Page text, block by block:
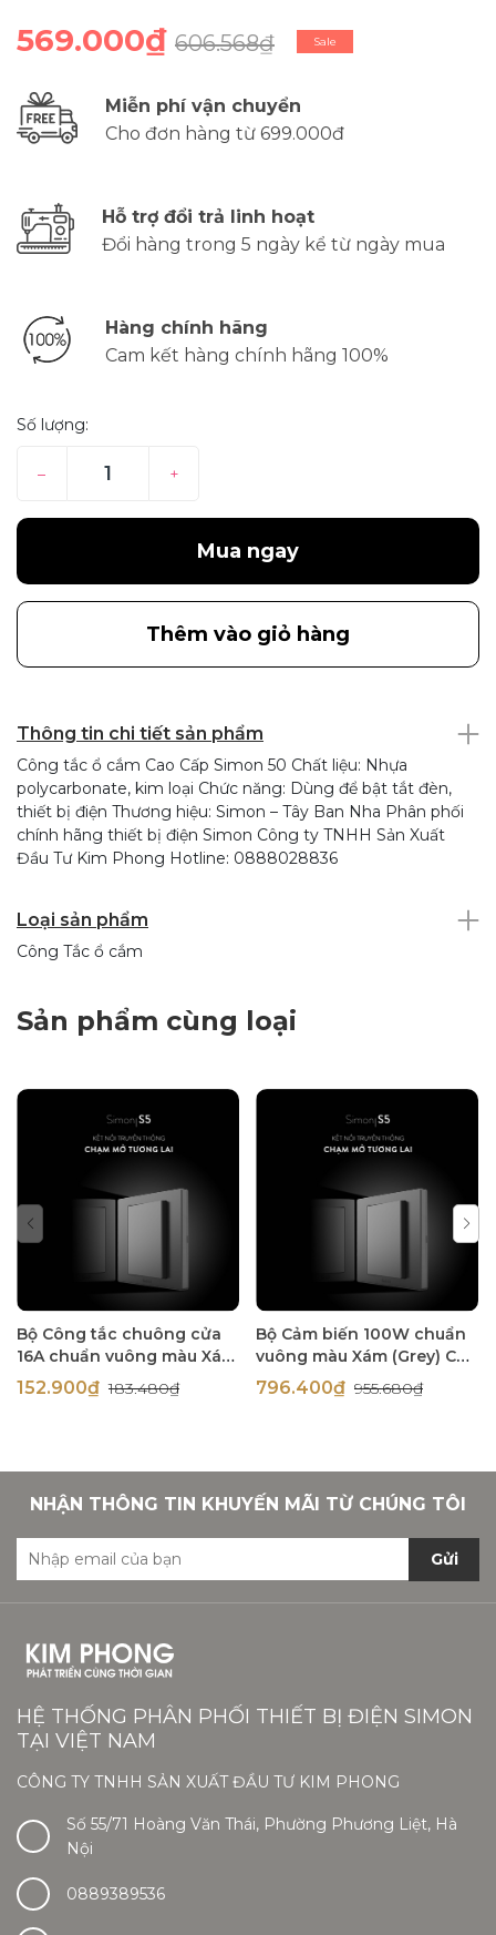
569.000₫ 606.568₫ Sale
Miễn phí vận chuyển
Cho đơn hàng từ 699.000đ
Hỗ trợ đổi trả linh hoạt
Đổi hàng trong 5 ngày kể từ ngày mua
Hàng chính hãng
Cam kết hàng chính hãng 100%
Số lượng:
– +
Mua ngay
Thêm vào giỏ hàng
Thông tin chi tiết sản phẩm
Công tắc ổ cắm Cao Cấp Simon 50 Chất liệu: Nhựa
polycarbonate, kim loại Chức năng: Dùng để bật tắt đèn,
thiết bị điện Thương hiệu: Simon – Tây Ban Nha Phân phối
chính hãng thiết bị điện Simon Công ty TNHH Sản Xuất
Đầu Tư Kim Phong Hotline: 0888028836
Loại sản phẩm
Công Tắc ổ cắm
Sản phẩm cùng loại
Bộ Công tắc chuông cửa
16A chuẩn vuông màu Xám
(Grey) Cao Cấp Simon S5
S5250-61
152.900₫183.480₫
Bộ Cảm biến 100W chuẩn
vuông màu Xám (Grey) Cao
Cấp Simon S5 S5910-61
796.400₫ 955.680₫
NHẬN THÔNG TIN KHUYẾN MÃI TỪ CHÚNG TÔI
Gửi
HỆ THỐNG PHÂN PHỐI THIẾT BỊ ĐIỆN SIMON
TẠI VIỆT NAM
CÔNG TY TNHH SẢN XUẤT ĐẦU TƯ KIM PHONG
Số 55/71 Hoàng Văn Thái, Phường Phương Liệt, Hà
Nội
0889389536